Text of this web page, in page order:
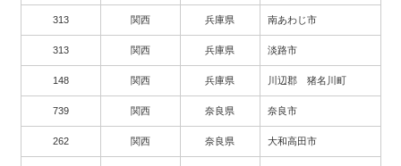
313 関西 兵庫県 南あわじ市
313 関西 兵庫県 淡路市
148 関西 兵庫県 川辺郡 猪名川町
739 関西 奈良県 奈良市
262 関西 奈良県 大和高田市